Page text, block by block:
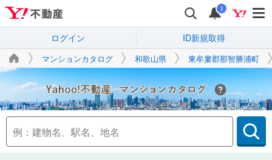
i
ログイン ID新規取得
マンションカタログ 和歌山県 東牟婁郡那智勝浦町
Yahoo!不動産